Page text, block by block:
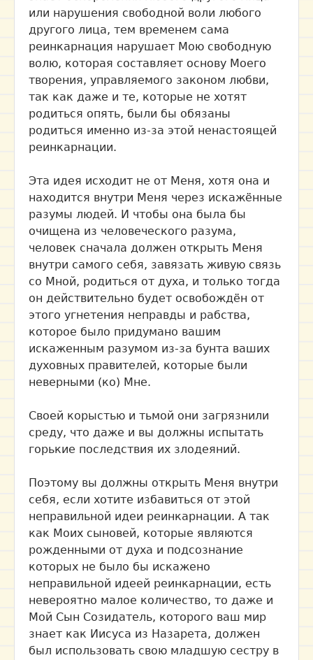
или нарушения свободной воли любого
другого лица, тем временем сама
реинкарнация нарушает Мою свободную
волю, которая составляет основу Моего
творения, управляемого законом любви,
так как даже и те, которые не хотят
родиться опять, были бы обязаны
родиться именно из-за этой ненастоящей
реинкарнации.
Эта идея исходит не от Меня, хотя она и
находится внутри Меня через искажённые
разумы людей. И чтобы она была бы
очищена из человеческого разума,
человек сначала должен открыть Меня
внутри самого себя, завязать живую связь
со Мной, родиться от духа, и только тогда
он действительно будет освобождён от
этого угнетения неправды и рабства,
которое было придумано вашим
искаженным разумом из-за бунта ваших
духовных правителей, которые были
неверными (ко) Мне.
Своей корыстью и тьмой они загрязнили
среду, что даже и вы должны испытать
горькие последствия их злодеяний.
Поэтому вы должны открыть Меня внутри
себя, если хотите избавиться от этой
неправильной идеи реинкарнации. А так
как Моих сыновей, которые являются
рожденными от духа и подсознание
которых не было бы искажено
неправильной идеей реинкарнации, есть
невероятно малое количество, то даже и
Мой Сын Созидатель, которого ваш мир
знает как Иисуса из Назарета, должен
был использовать свою младшую сестру в